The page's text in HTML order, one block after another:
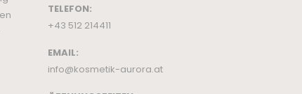
TELEFON:
+43 512 214411
EMAIL:
info@kosmetik-aurora.at